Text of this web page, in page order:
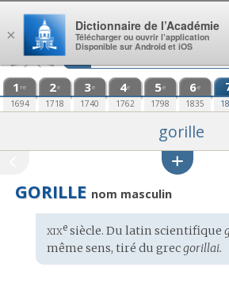
Aller au contenu
1 re
1694
2e
1718
3e
1740
4e
1762
5e
1798
6e
1835
gorille
GORILLE nom masculin
Étymologie
:
xixesiècle. Du latin scientifique
même sens, tiré du grecgorillai.
×
Dictionnaire de l’Académie
Télécharger ou ouvrir l’application
Disponible sur Android et iOS